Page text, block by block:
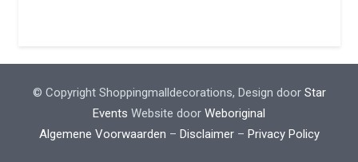
© Copyright Shoppingmalldecorations, Design door Star
Events Website door Weboriginal
Algemene Voorwaarden – Disclaimer– Privacy Policy